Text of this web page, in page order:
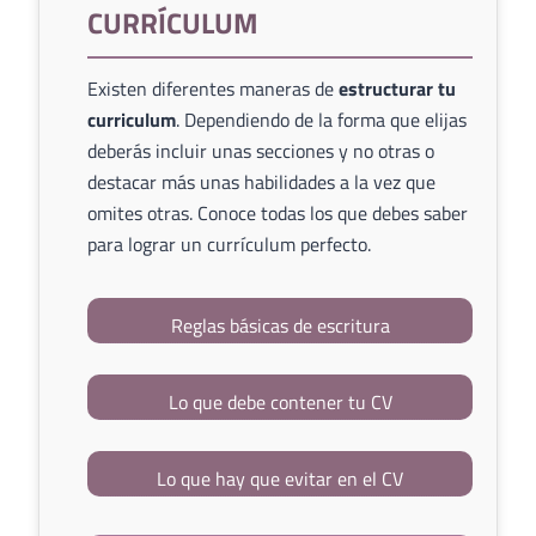
CURRÍCULUM
Existen diferentes maneras deestructurar tu
curriculum. Dependiendo de la forma que elijas
deberás incluir unas secciones y no otras o
destacar más unas habilidades a la vez que
omites otras. Conoce todas los que debes saber
para lograr un currículum perfecto.
Reglas básicas de escritura
Lo que debe contener tu CV
Lo que hay que evitar en el CV